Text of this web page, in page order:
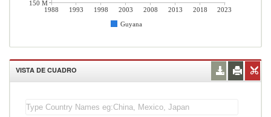
1988 1993 1998 2003 2008 2013 2018
2023
Guyana
150 M
VISTA DE CUADRO